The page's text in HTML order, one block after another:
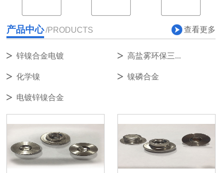
产品中心/PRODUCTS 查看更多
锌镍合金电镀 高盐雾环保三...
化学镍 镍磷合金
电镀锌镍合金